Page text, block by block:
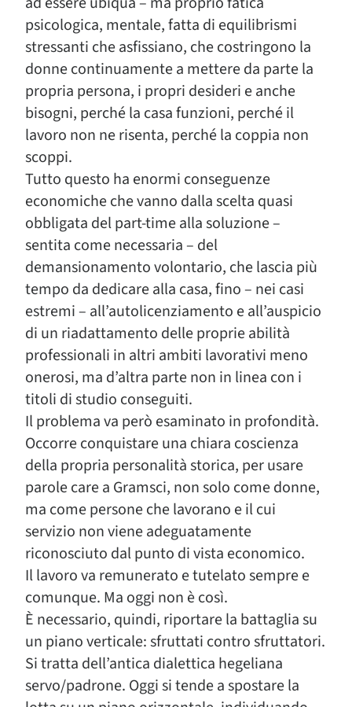
psicologica, mentale, fatta di equilibrismi
stressanti che asfissiano, che costringono la
donne continuamente a mettere da parte la
propria persona, i propri desideri e anche
bisogni, perché la casa funzioni, perché il
lavoro non ne risenta, perché la coppia non
scoppi.
Tutto questo ha enormi conseguenze
economiche che vanno dalla scelta quasi
obbligata del part-time alla soluzione –
sentita come necessaria – del
demansionamento volontario, che lascia più
tempo da dedicare alla casa, fino – nei casi
estremi – all’autolicenziamento e all’auspicio
di un riadattamento delle proprie abilità
professionali in altri ambiti lavorativi meno
onerosi, ma d’altra parte non in linea con i
titoli di studio conseguiti.
Il problema va però esaminato in profondità.
Occorre conquistare una chiara coscienza
della propria personalità storica, per usare
parole care a Gramsci, non solo come donne,
ma come persone che lavorano e il cui
servizio non viene adeguatamente
riconosciuto dal punto di vista economico.
Il lavoro va remunerato e tutelato sempre e
comunque. Ma oggi non è così.
È necessario, quindi, riportare la battaglia su
un piano verticale: sfruttati contro sfruttatori.
Si tratta dell’antica dialettica hegeliana
servo/padrone. Oggi si tende a spostare la